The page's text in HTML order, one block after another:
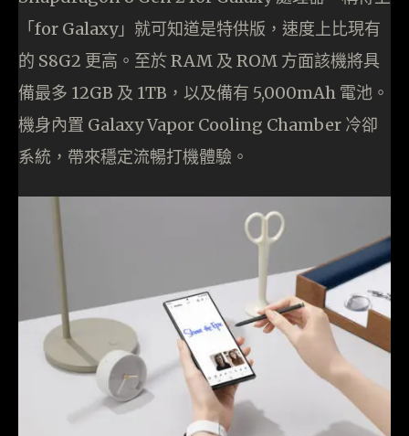
「for Galaxy」就可知道是特供版，速度上比現有
的 S8G2 更高。至於 RAM 及 ROM 方面該機將具
備最多 12GB 及 1TB，以及備有 5,000mAh 電池。
機身內置 Galaxy Vapor Cooling Chamber 冷卻
系統，帶來穩定流暢打機體驗。